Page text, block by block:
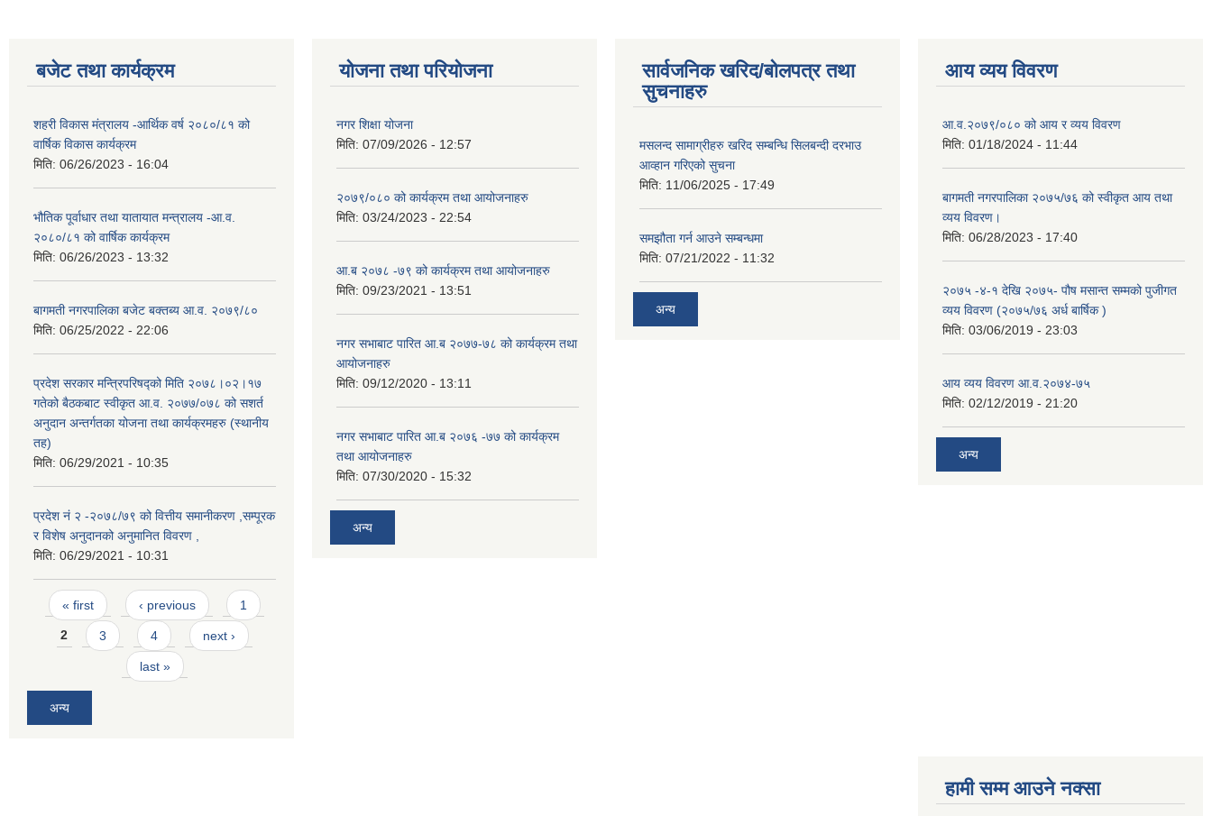
बजेट तथा कार्यक्रम
शहरी विकास मंत्रालय -आर्थिक वर्ष २०८०/८१ को
वार्षिक विकास कार्यक्रम
मिति: 06/26/2023 - 16:04
भौतिक पूर्वाधार तथा यातायात मन्त्रालय -आ.व.
२०८०/८१ को वार्षिक कार्यक्रम
मिति: 06/26/2023 - 13:32
बागमती नगरपालिका बजेट बक्तब्य आ.व. २०७९/८०
मिति: 06/25/2022 - 22:06
प्रदेश सरकार मन्त्रिपरिषद्को मिति २०७८।०२।१७
गतेको बैठकबाट स्वीकृत आ.व. २०७७/०७८ को सशर्त
अनुदान अन्तर्गतका योजना तथा कार्यक्रमहरु (स्थानीय
तह)
मिति: 06/29/2021 - 10:35
प्रदेश नं २ -२०७८/७९ को वित्तीय समानीकरण ,सम्पूरक
र विशेष अनुदानको अनुमानित विवरण ,
मिति: 06/29/2021 - 10:31
Pages
« first ‹ previous 1
2 3 4 next ›
last »
अन्य
योजना तथा परियोजना
नगर शिक्षा योजना
मिति: 07/09/2026 - 12:57
२०७९/०८० को कार्यक्रम तथा आयोजनाहरु
मिति: 03/24/2023 - 22:54
आ.ब २०७८ -७९ को कार्यक्रम तथा आयोजनाहरु
मिति: 09/23/2021 - 13:51
नगर सभाबाट पारित आ.ब २०७७-७८ को कार्यक्रम तथा
आयोजनाहरु
मिति: 09/12/2020 - 13:11
नगर सभाबाट पारित आ.ब २०७६ -७७ को कार्यक्रम
तथा आयोजनाहरु
मिति: 07/30/2020 - 15:32
अन्य
सार्वजनिक खरिद/बोलपत्र तथा
सुचनाहरु
मसलन्द सामाग्रीहरु खरिद सम्बन्धि सिलबन्दी दरभाउ
आव्हान गरिएको सुचना
मिति: 11/06/2025 - 17:49
समझौता गर्न आउने सम्बन्धमा
मिति: 07/21/2022 - 11:32
अन्य
आय व्यय विवरण
आ.व.२०७९/०८० को आय र व्यय विवरण
मिति: 01/18/2024 - 11:44
बागमती नगरपालिका २०७५/७६ को स्वीकृत आय तथा
व्यय विवरण।
मिति: 06/28/2023 - 17:40
२०७५ -४-१ देखि २०७५- पौष मसान्त सम्मको पुजीगत
व्यय विवरण (२०७५/७६ अर्ध बार्षिक )
मिति: 03/06/2019 - 23:03
आय व्यय विवरण आ.व.२०७४-७५
मिति: 02/12/2019 - 21:20
अन्य
हामी सम्म आउने नक्सा